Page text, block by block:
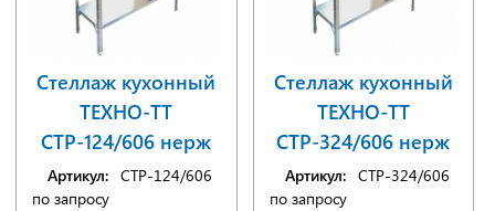
Стеллаж кухонный
ТЕХНО-ТТ
СТР-124/606 нерж
Артикул: СТР-124/606
по запросу
Стеллаж кухонный
ТЕХНО-ТТ
СТР-324/606 нерж
Артикул: СТР-324/606
по запросу